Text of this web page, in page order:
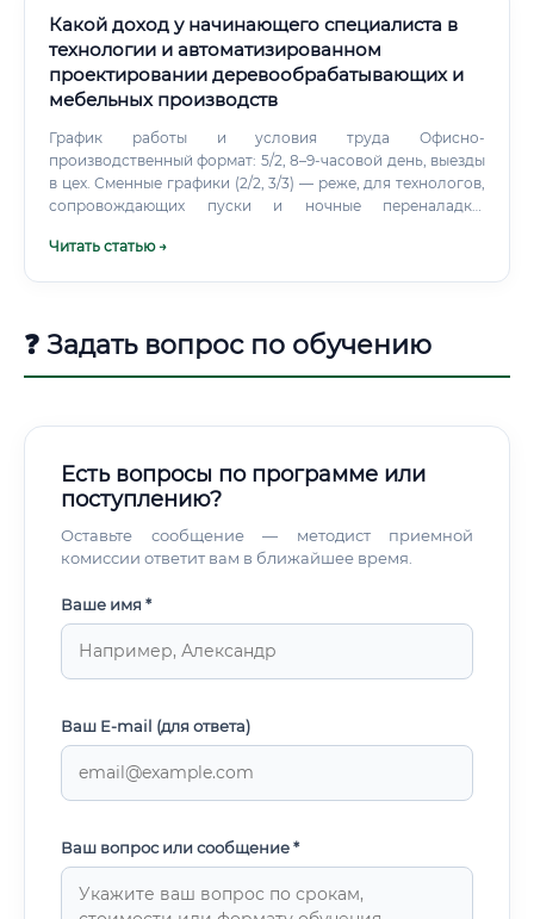
механизация (многие участки требуют ручного труда) Не
исчезнет ли профессия из-за ИИ и автоматизации 🤖 Это
один из самых важных вопросов для тех, кто выбирает
профессию на перспективу.
Какой доход у начинающего специалиста в
технологии и автоматизированном
проектировании деревообрабатывающих и
мебельных производств
График работы и условия труда Офисно-
производственный формат: 5/2, 8–9-часовой день, выезды
в цех. Сменные графики (2/2, 3/3) — реже, для технологов,
сопровождающих пуски и ночные переналадки.
персонала (от 10% до 50% времени).
Читать статью →
❓ Задать вопрос по обучению
Есть вопросы по программе или
поступлению?
Оставьте сообщение — методист приемной
комиссии ответит вам в ближайшее время.
Ваше имя *
Ваш E-mail (для ответа)
Ваш вопрос или сообщение *